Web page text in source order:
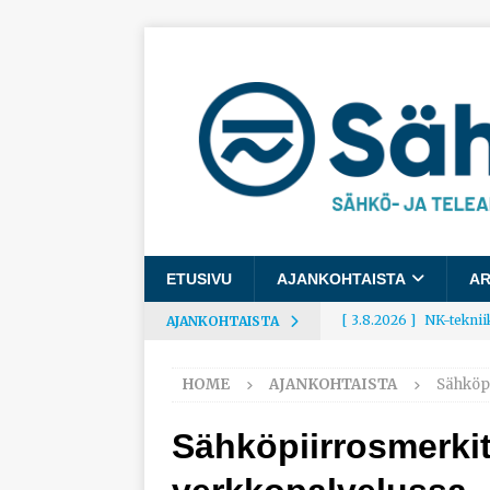
ETUSIVU AJANKOHTAISTA
AJANKOHTAISTA [ 3.8.2026 ] NK-
[ 3.8.2026 ]
AJANKOHTAISTA
HOME AJANKOHTAISTA